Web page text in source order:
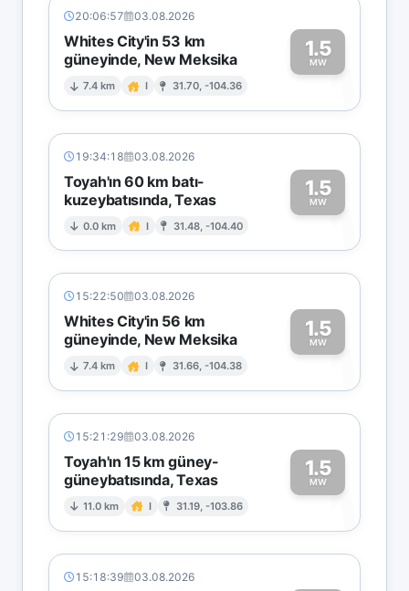
20:06:57 03.08.2026
Whites City'in 53 km
güneyinde, New Meksika
7.4 km I 31.70, -104.36
1.5
MW1
19:34:18 03.08.2026
Toyah'ın 60 km batı-
kuzeybatısında, Texas
0.0 km I 31.48, -104.40
1.5
MW1
15:22:50 03.08.2026
Whites City'in 56 km
güneyinde, New Meksika
7.4 km I 31.66, -104.38
1.5
MW1
15:21:29 03.08.2026
Toyah'ın 15 km güney-
güneybatısında, Texas
11.0 km I 31.19, -103.86
1.5
MW1
15:18:39 03.08.2026